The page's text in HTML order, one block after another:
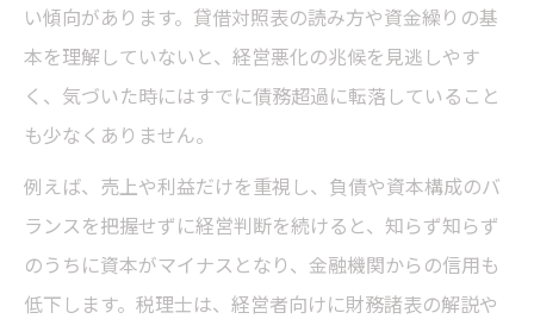
い傾向があります。貸借対照表の読み方や資金繰りの基
本を理解していないと、経営悪化の兆候を見逃しやす
く、気づいた時にはすでに債務超過に転落していること
も少なくありません。
例えば、売上や利益だけを重視し、負債や資本構成のバ
ランスを把握せずに経営判断を続けると、知らず知らず
のうちに資本がマイナスとなり、金融機関からの信用も
低下します。税理士は、経営者向けに財務諸表の解説や